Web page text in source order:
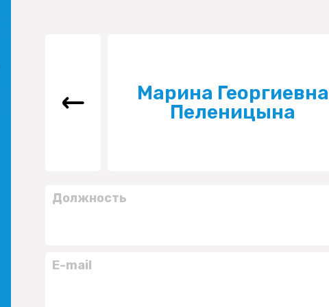
Марина Георгиевна
Пеленицына
Должность
E-mail